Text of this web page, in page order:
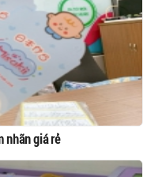
nhãn giá rẻ